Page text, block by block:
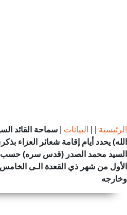
الرئيسية البيانات
سماحة القائد
الله) يحدد أيام إقامة شعائر العزاء
السيد محمد الصدر (قدس سره) حسب
الأول من شهر ذي القعدة الـى
وخارجه